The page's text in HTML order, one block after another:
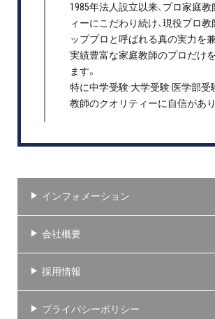
1985年法人設立以来、プロ家庭
ィーにこだわり続け、現役プロ教
ッププロと呼ばれる真の実力を
実績豊富な家庭教師のプロだけ
ます。
特に中学受験·大学受験·医学部受
教師のクオリティーに自信があり
インフォメーション
会社概要
採用情報
プライバシーポリシー